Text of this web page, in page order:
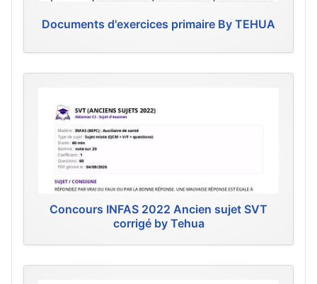
Documents d'exercices primaire By TEHUA
Concours INFAS 2022 Ancien sujet SVT
corrigé by Tehua